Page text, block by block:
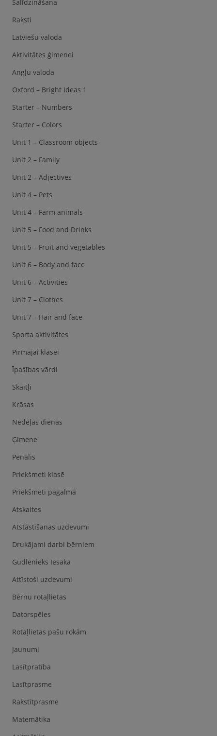
Salīdzināšana
Raksti
Latviešu valoda
Aktivitātes ģimenei
Angļu valoda
Oxford – Bright Ideas 1
Starter – Numbers
Starter – Colors
Unit 1 – Classroom objects
Unit 2 – Family
Unit 2 – Adjectives
Unit 4 – Pets
Unit 4 – Farm animals
Unit 5 – Food and Drinks
Unit 5 – Fruit and vegetables
Unit 6 – Body and face
Unit 6 – Activities
Unit 7 – Clothes
Unit 7 – Hair and face
Sporta aktivitātes
Pirmajai klasei
Īpašības vārdi
Skaitļi
Krāsas
Nedēļas dienas
Ģimene
Penālis
Priekšmeti klasē
Priekšmeti pagalmā
Atskaites
Atstāstīšanas uzdevumi
Drukājami darbi bērniem
Gudlenieks Iesaka
Attīstoši uzdevumi
Bērnu rotaļlietas
Datorspēles
Rotaļlietas pašu rokām
Jaunumi
Lasītpratība
Lasītprasme
Rakstītprasme
Matemātika